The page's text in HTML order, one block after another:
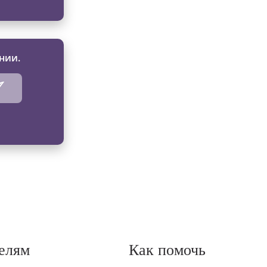
Как помочь